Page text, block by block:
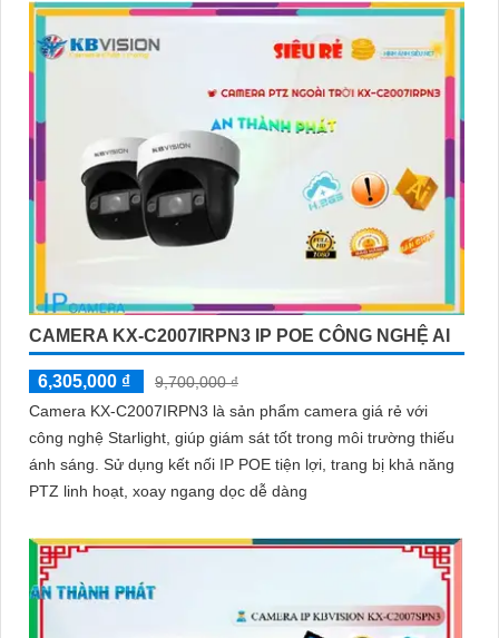
CAMERA KX-C2007IRPN3 IP POE CÔNG NGHỆ AI
6,305,000 ₫
9,700,000 ₫
Camera KX-C2007IRPN3 là sản phẩm camera giá rẻ với
công nghệ Starlight, giúp giám sát tốt trong môi trường thiếu
ánh sáng. Sử dụng kết nối IP POE tiện lợi, trang bị khả năng
PTZ linh hoạt, xoay ngang dọc dễ dàng